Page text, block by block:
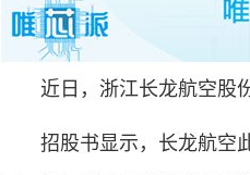
近日，浙江长龙航空股份
招股书显示，长龙航空此